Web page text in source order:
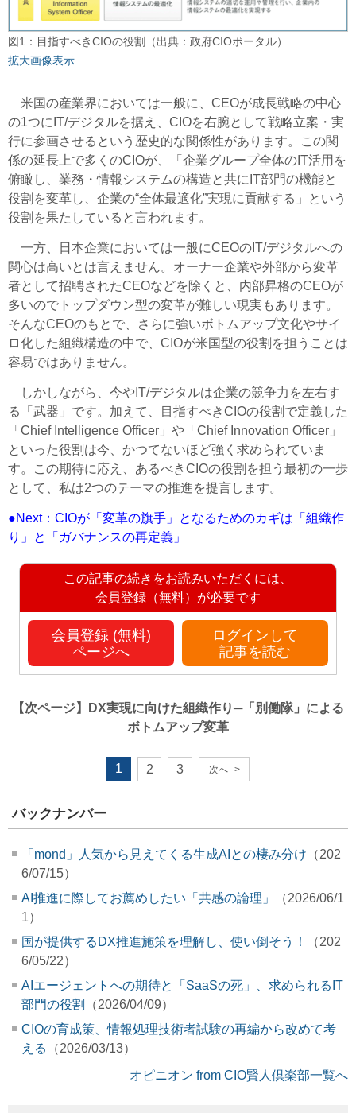
図1：目指すべきCIOの役割（出典：政府CIOポータル）
拡大画像表示
米国の産業界においては一般に、CEOが成長戦略の中心
の1つにIT/デジタルを据え、CIOを右腕として戦略立案・実
行に参画させるという歴史的な関係性があります。この関
係の延長上で多くのCIOが、「企業グループ全体のIT活用を
俯瞰し、業務・情報システムの構造と共にIT部門の機能と
役割を変革し、企業の“全体最適化”実現に貢献する」という
役割を果たしていると言われます。
一方、日本企業においては一般にCEOのIT/デジタルへの
関心は高いとは言えません。オーナー企業や外部から変革
者として招聘されたCEOなどを除くと、内部昇格のCEOが
多いのでトップダウン型の変革が難しい現実もあります。
そんなCEOのもとで、さらに強いボトムアップ文化やサイ
ロ化した組織構造の中で、CIOが米国型の役割を担うことは
容易ではありません。
しかしながら、今やIT/デジタルは企業の競争力を左右す
る「武器」です。加えて、目指すべきCIOの役割で定義した
「Chief Intelligence Officer」や「Chief Innovation Officer」
といった役割は今、かつてないほど強く求められていま
す。この期待に応え、あるべきCIOの役割を担う最初の一歩
として、私は2つのテーマの推進を提言します。
●Next：CIOが「変革の旗手」となるためのカギは「組織作
り」と「ガバナンスの再定義」
この記事の続きをお読みいただくには、
会員登録（無料）が必要です
会員登録 (無料)
ページへ
ログインして
記事を読む
【次ページ】
DX実現に向けた組織作り─「別働隊」による
ボトムアップ変革
1 2 3 次へ >
バックナンバー
「mond」人気から見えてくる生成AIとの棲み分け （202
6/07/15）
AI推進に際してお薦めしたい「共感の論理」
（2026/06/1
1）
国が提供するDX推進施策を理解し、使い倒そう！
（202
6/05/22）
AIエージェントへの期待と「SaaSの死」、求められるIT
部門の役割
（2026/04/09）
CIOの育成策、情報処理技術者試験の再編から改めて考
える
（2026/03/13）
オピニオン from CIO賢人倶楽部一覧へ